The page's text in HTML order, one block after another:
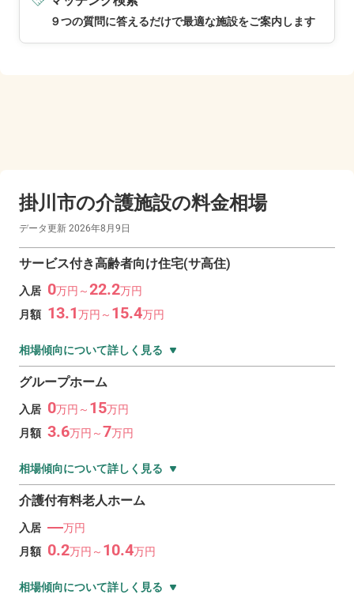
９つの質問に答えるだけで最適な施設をご案内します
掛川市の介護施設の料金相場
データ更新 2026年8月9日
サービス付き高齢者向け住宅(サ高住)
入居 0万円～22.2万円
月額 13.1万円～ 15.4万円
相場傾向について詳しく見る
グループホーム
入居 0万円～ 15万円
月額 3.6万円～7万円
相場傾向について詳しく見る
介護付有料老人ホーム
入居 ―万円
月額 0.2万円～ 10.4万円
相場傾向について詳しく見る